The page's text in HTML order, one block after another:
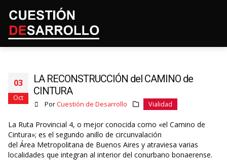
03
Oct
LA RECONSTRUCCIÓN del CAMINO de
CINTURA
Por Cuestión de Desarrollo Vialidad
La Ruta Provincial 4, o mejor conocida como «el Camino de
Cintura»; es el segundo anillo de circunvalación
del Área Metropolitana de Buenos Aires y atraviesa varias
localidades que integran al interior del conurbano bonaerense.